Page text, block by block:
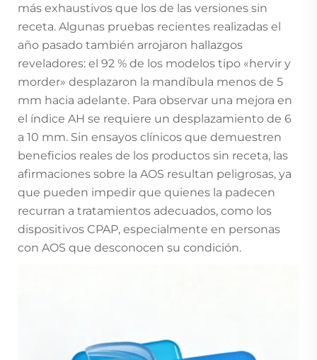
más exhaustivos que los de las versiones sin
receta. Algunas pruebas recientes realizadas el
año pasado también arrojaron hallazgos
reveladores: el 92 % de los modelos tipo «hervir y
morder» desplazaron la mandíbula menos de 5
mm hacia adelante. Para observar una mejora en
el índice AH se requiere un desplazamiento de 6
a 10 mm. Sin ensayos clínicos que demuestren
beneficios reales de los productos sin receta, las
afirmaciones sobre la AOS resultan peligrosas, ya
que pueden impedir que quienes la padecen
recurran a tratamientos adecuados, como los
dispositivos CPAP, especialmente en personas
con AOS que desconocen su condición.